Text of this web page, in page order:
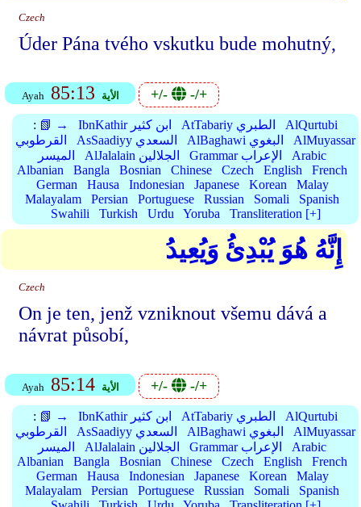
Czech
Úder Pána tvého vskutku bude mohutný,
Ayah 85:13 الأية +/- -/+
: 📗 → IbnKathir ابن كثير AtTabariy الطبري
AlQurtubi
القرطوبي
AsSaadiyy السعدي AlBaghawi البغوي
AlMuyassar
الميسر
AlJalalain الجلالين Grammar الإعراب
Arabic
Albanian
Bangla Bosnian Chinese Czech English
French
German
Hausa Indonesian Japanese Korean
Malay
Malayalam
Persian Portuguese Russian Somali
Spanish
Swahili
Turkish Urdu Yoruba Transliteration [+]
إِنَّهُ هُوَ يُبْدِئُ وَيُعِيدُ
Czech
On je ten, jenž vzniknout všemu dává a
návrat působí,
Ayah 85:14 الأية +/- -/+
: 📗 → IbnKathir ابن كثير AtTabariy الطبري
AlQurtubi
القرطوبي
AsSaadiyy السعدي AlBaghawi البغوي
AlMuyassar
الميسر
AlJalalain الجلالين Grammar الإعراب
Arabic
Albanian
Bangla Bosnian Chinese Czech English
French
German
Hausa Indonesian Japanese Korean
Malay
Malayalam
Persian Portuguese Russian Somali
Spanish